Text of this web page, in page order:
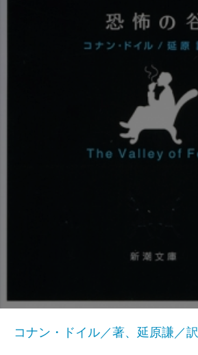
コナン・ドイル／著、延原謙／訳